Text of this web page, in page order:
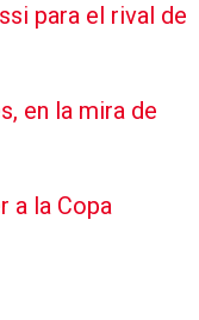
para el rival de
en la mira de
a la Copa